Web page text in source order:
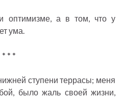
оптимизме, а в том, что у
ума.
* * *
ступени террасы; меня
было жаль своей жизни,